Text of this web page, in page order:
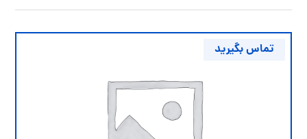
تماس بگیرید